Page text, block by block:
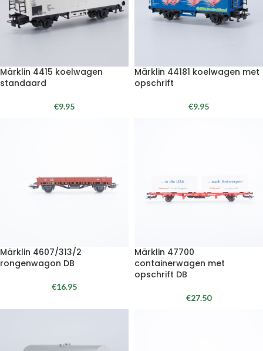
Märklin 4415 koelwagen
standaard
€9.95
Märklin 44181 koelwagen met
opschrift
€9.95
Märklin 4607/313/2
rongenwagon DB
€16.95
Märklin 47700
containerwagen met
opschrift DB
€27.50